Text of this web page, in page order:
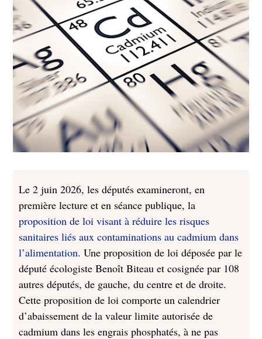
Le 2 juin 2026, les députés examineront, en
première lecture et en séance publique, la
proposition de loi visant à réduire les risques
sanitaires liés aux contaminations au cadmium dans
l’alimentation. Une proposition de loi déposée par le
député écologiste Benoît Biteau et cosignée par 108
autres députés, de gauche, du centre et de droite.
Cette proposition de loi comporte un calendrier
d’abaissement de la valeur limite autorisée de
cadmium dans les engrais phosphatés, à ne pas